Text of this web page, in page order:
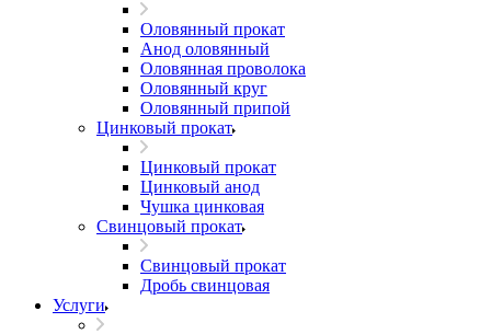
Оловянный прокат
Анод оловянный
Оловянная проволока
Оловянный круг
Оловянный припой
Цинковый прокат
Цинковый прокат
Цинковый анод
Чушка цинковая
Свинцовый прокат
Свинцовый прокат
Дробь свинцовая
Услуги